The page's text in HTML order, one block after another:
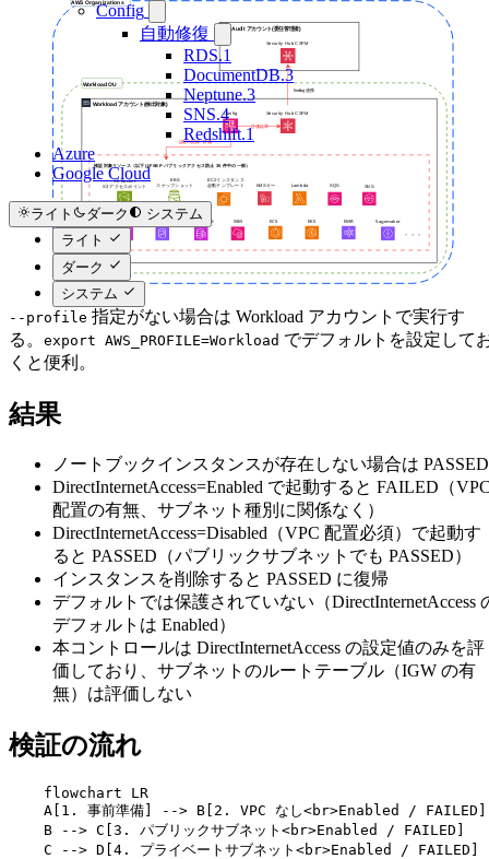
Config
自動修復
RDS.1
DocumentDB.3
Neptune.3
SNS.4
Redshift.1
Azure
Google Cloud
ライト ダーク
システム
ライト
ダーク
システム
--profile 指定がない場合は Workload アカウントで実行す
る。 export AWS_PROFILE=Workload でデフォルトを設定して
くと便利。
結果
ノートブックインスタンスが存在しない場合は PASSED
DirectInternetAccess=Enabled で起動すると FAILED（
配置の有無、サブネット種別に関係なく）
DirectInternetAccess=Disabled（VPC 配置必須）で起動す
ると PASSED（パブリックサブネットでも PASSED）
インスタンスを削除すると PASSED に復帰
デフォルトでは保護されていない（DirectInternetAccess
デフォルトは Enabled）
本コントロールは DirectInternetAccess の設定値のみを評
価しており、サブネットのルートテーブル（IGW の有
無）は評価しない
検証の流れ
    flowchart LR
    A[1. 事前準備] --> B[2. VPC なし<br>Enabled / FAILED]
    B --> C[3. パブリックサブネット<br>Enabled / FAILED]
    C --> D[4. プライベートサブネット<br>Enabled / FAILED]